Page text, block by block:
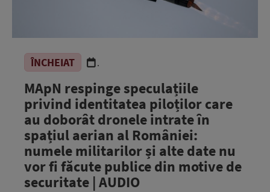
ÎNCHEIAT .
MApN respinge speculațiile
privind identitatea piloților care
au doborât dronele intrate în
spațiul aerian al României:
numele militarilor și alte date nu
vor fi făcute publice din motive de
securitate | AUDIO